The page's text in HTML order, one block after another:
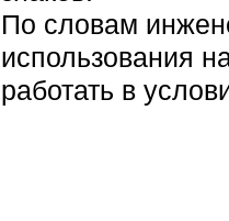
По словам
использования
работать в